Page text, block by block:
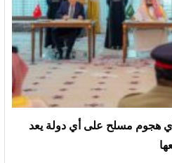
هجوم مسلح على أي دولة يعد